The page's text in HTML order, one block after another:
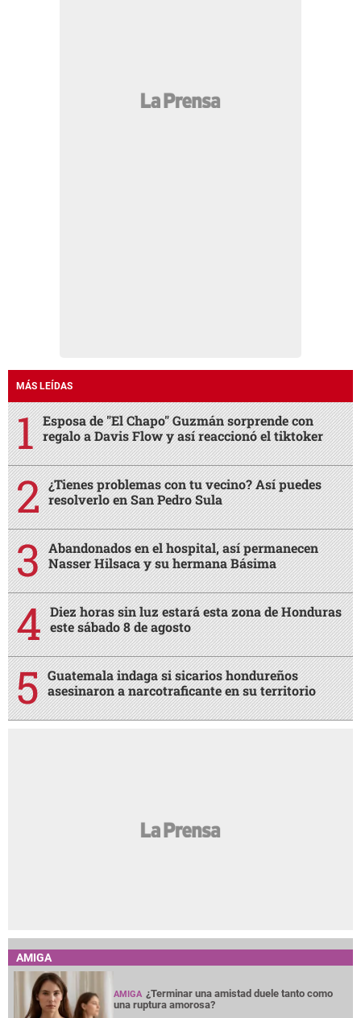
MÁS LEÍDAS
Esposa de "El Chapo" Guzmán sorprende con
regalo a Davis Flow y así reaccionó el tiktoker
¿Tienes problemas con tu vecino? Así puedes
resolverlo en San Pedro Sula
Abandonados en el hospital, así permanecen
Nasser Hilsaca y su hermana Básima
Diez horas sin luz estará esta zona de Honduras
este sábado 8 de agosto
Guatemala indaga si sicarios hondureños
asesinaron a narcotraficante en su territorio
AMIGA
AMIGA ¿Terminar una amistad duele tanto como
una ruptura amorosa?